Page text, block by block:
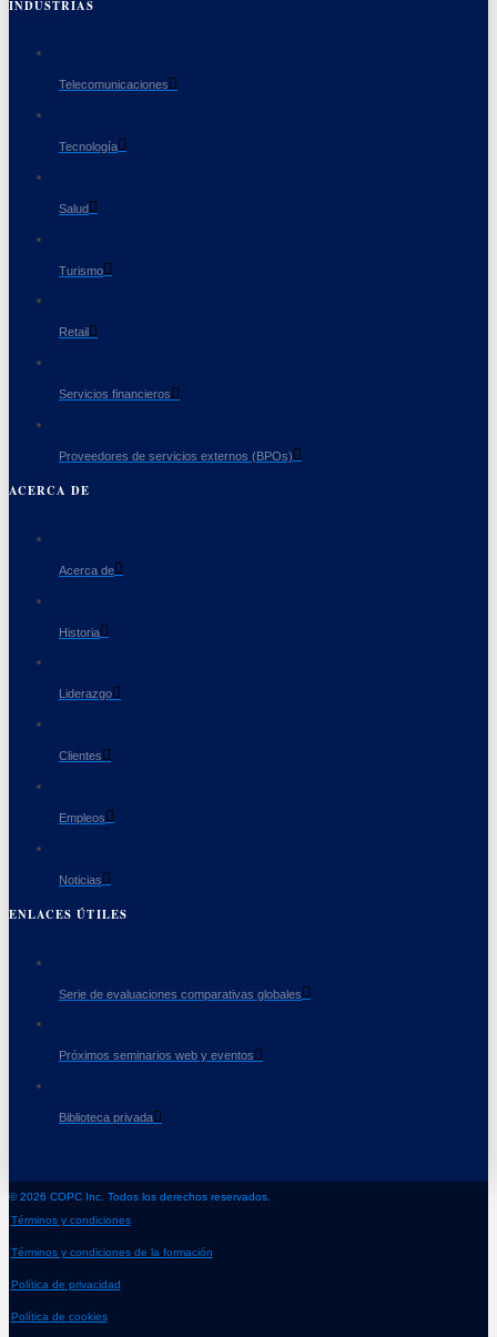
INDUSTRIAS
Telecomunicaciones
Tecnología
Salud
Turismo
Retail
Servicios financieros
Proveedores de servicios externos (BPOs)
ACERCA DE
Acerca de
Historia
Liderazgo
Clientes
Empleos
Noticias
ENLACES ÚTILES
Serie de evaluaciones comparativas globales
Próximos seminarios web y eventos
Biblioteca privada
© 2026 COPC Inc. Todos los derechos reservados.
Términos y condiciones
Términos y condiciones de la formación
Política de privacidad
Política de cookies